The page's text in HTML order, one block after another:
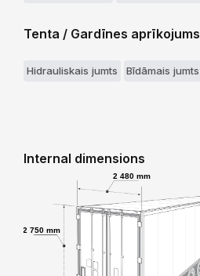
Tenta / Gardīnes aprīkojums
Hidrauliskais jumts Bīdāmais jumts
Internal dimensions
2 480 mm
2 750 mm